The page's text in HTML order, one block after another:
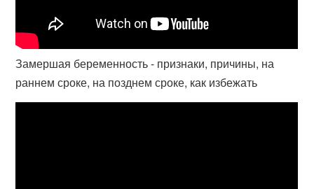
Замершая беременность - признаки, причины, на
раннем сроке, на позднем сроке, как избежать